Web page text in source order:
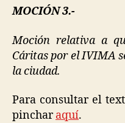
MOCIÓN 3.-
Moción relativa a
Cáritas por el IVIMA
la ciudad.
Para consultar el
pincharaquí.